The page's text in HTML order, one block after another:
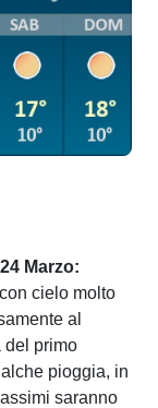
Marzo:
cielo molto
al
del primo
pioggia, in
saranno